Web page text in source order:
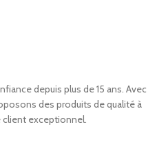
depuis plus de 15 ans. Avec
des produits de qualité à
exceptionnel.